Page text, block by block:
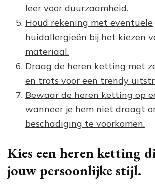
leer voor duurzaamheid.
Houd rekening met eventuele
huidallergieën bij het kiezen
materiaal.
Draag de heren ketting met
en trots voor een trendy
Bewaar de heren ketting op
wanneer je hem niet draagt
beschadiging te voorkomen.
Kies een heren ketting
jouw persoonlijke stijl.